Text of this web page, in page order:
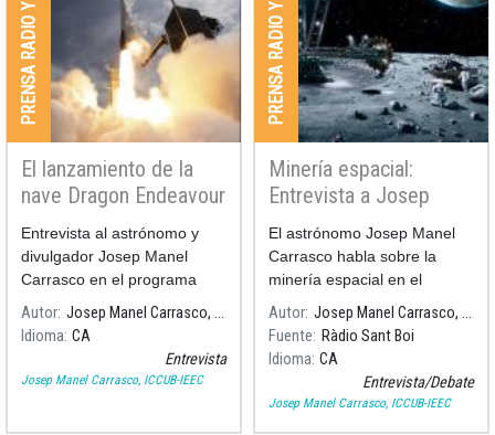
PRENSA RADIO Y TV
El lanzamiento de la
nave Dragon Endeavour
explicado en Rac1
Entrevista al astrónomo y
divulgador Josep Manel
Carrasco en el programa
"Via Liure" a RAC1, con el
motivo del lanzamiento de la
nave "Dragon Endeavour" de
la NASA y SpaceX.
Autor
Josep Manel Carrasco, ICCUB-IEEC
Idioma CA
Entrevista
Josep Manel Carrasco, ICCUB-IEEC
PRENSA RADIO Y TV
Minería espacial:
Entrevista a Josep
Manel Carrasco
El astrónomo Josep Manel
Carrasco habla sobre la
minería espacial en el
programa de Ràdio Sant Boi
"La República Santboiana"
Autor
Josep Manel Carrasco, ICCUB-IEEC
Fuente
Ràdio Sant Boi
Idioma CA
Entrevista/Debate
Josep Manel Carrasco, ICCUB-IEEC